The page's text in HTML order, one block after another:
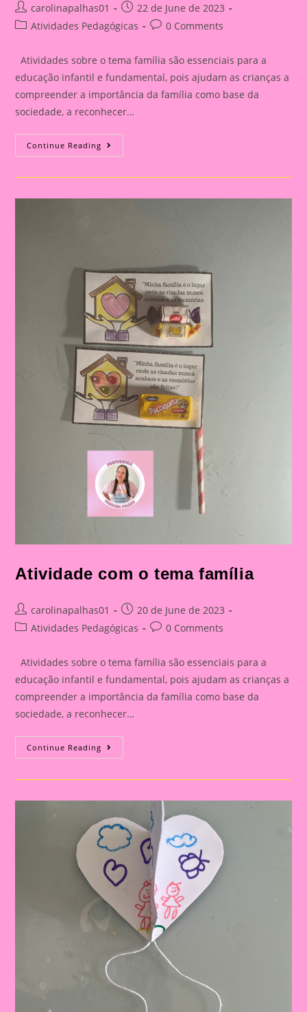
Post
author:
carolinapalhas01
Post
published:
22 de June de 2023
PostAtividades Pedagógicas
Post0 Comments
Atividades sobre o tema família são essenciais para a
educação infantil e fundamental, pois ajudam as crianças a
compreender a importância da família como base da
sociedade, a reconhecer…
Continue Reading Atividade
Com
Tema
Atividade com o tema família
Post
author:
carolinapalhas01
Post
published:
20 de June de 2023
PostAtividades Pedagógicas
Post0 Comments
Atividades sobre o tema família são essenciais para a
educação infantil e fundamental, pois ajudam as crianças a
compreender a importância da família como base da
sociedade, a reconhecer…
Continue Reading Atividade
Com
Tema